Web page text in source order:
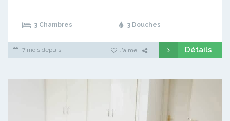
3 Chambres 3 Douches
7 mois depuis J'aime Détails